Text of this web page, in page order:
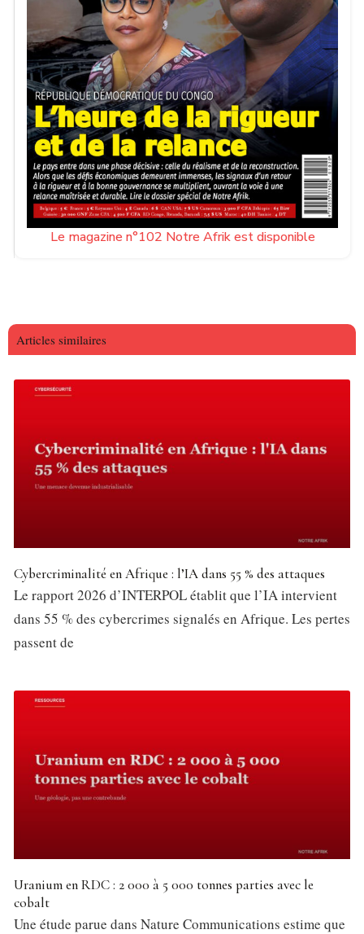
Le magazine n°102 Notre Afrik est disponible
Articles similaires
Cybercriminalité en Afrique : l’IA dans 55 % des attaques
Le rapport 2026 d’INTERPOL établit que l’IA intervient
dans 55 % des cybercrimes signalés en Afrique. Les pertes
passent de
Uranium en RDC : 2 000 à 5 000 tonnes parties avec le
cobalt
Une étude parue dans Nature Communications estime que